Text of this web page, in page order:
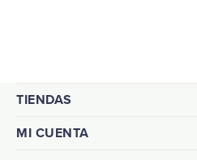
TIENDAS
MI CUENTA